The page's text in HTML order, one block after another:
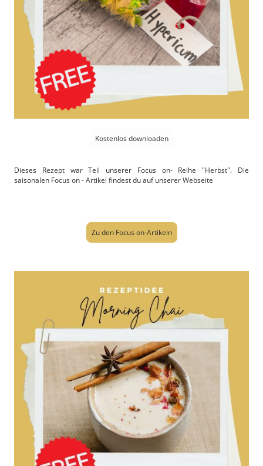
Kostenlos downloaden
Dieses Rezept war Teil unserer Focus on- Reihe "Herbst". Die
saisonalen Focus on - Artikel findest du auf unserer Webseite
Zu den Focus on-Artikeln